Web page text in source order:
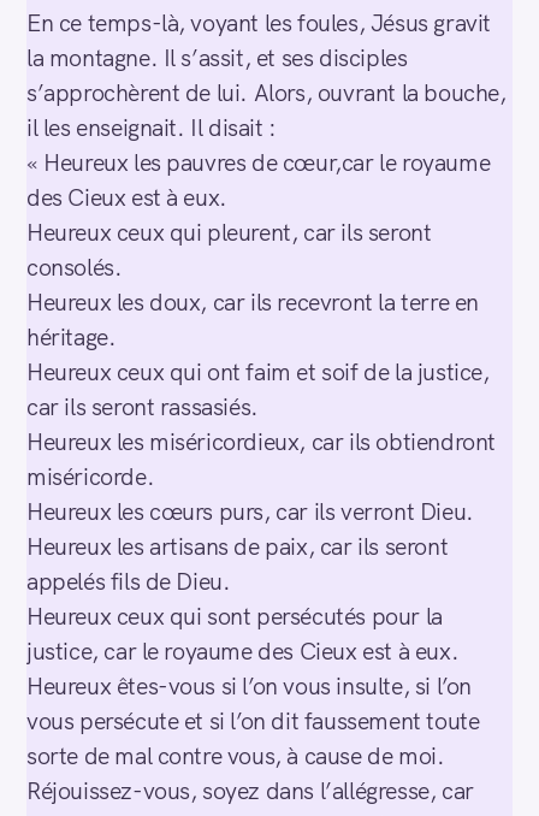
En ce temps-là, voyant les foules, Jésus gravit
la montagne. Il s’assit, et ses disciples
s’approchèrent de lui. Alors, ouvrant la bouche,
il les enseignait. Il disait :
« Heureux les pauvres de cœur,car le royaume
des Cieux est à eux.
Heureux ceux qui pleurent, car ils seront
consolés.
Heureux les doux, car ils recevront la terre en
héritage.
Heureux ceux qui ont faim et soif de la justice,
car ils seront rassasiés.
Heureux les miséricordieux, car ils obtiendront
miséricorde.
Heureux les cœurs purs, car ils verront Dieu.
Heureux les artisans de paix, car ils seront
appelés fils de Dieu.
Heureux ceux qui sont persécutés pour la
justice, car le royaume des Cieux est à eux.
Heureux êtes-vous si l’on vous insulte, si l’on
vous persécute et si l’on dit faussement toute
sorte de mal contre vous, à cause de moi.
Réjouissez-vous, soyez dans l’allégresse, car